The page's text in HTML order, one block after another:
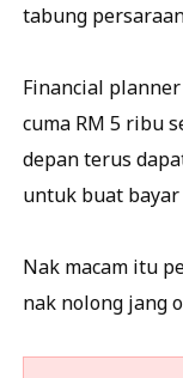
tabung
Financial
cuma RM 5 ribu
depan terus
untuk buat bayar
Nak macam itu
nak nolong jang